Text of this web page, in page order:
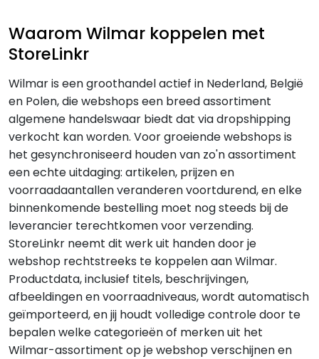
Waarom Wilmar koppelen met
StoreLinkr
Wilmar is een groothandel actief in Nederland, België
en Polen, die webshops een breed assortiment
algemene handelswaar biedt dat via dropshipping
verkocht kan worden. Voor groeiende webshops is
het gesynchroniseerd houden van zo'n assortiment
een echte uitdaging: artikelen, prijzen en
voorraadaantallen veranderen voortdurend, en elke
binnenkomende bestelling moet nog steeds bij de
leverancier terechtkomen voor verzending.
StoreLinkr neemt dit werk uit handen door je
webshop rechtstreeks te koppelen aan Wilmar.
Productdata, inclusief titels, beschrijvingen,
afbeeldingen en voorraadniveaus, wordt automatisch
geïmporteerd, en jij houdt volledige controle door te
bepalen welke categorieën of merken uit het
Wilmar-assortiment op je webshop verschijnen en